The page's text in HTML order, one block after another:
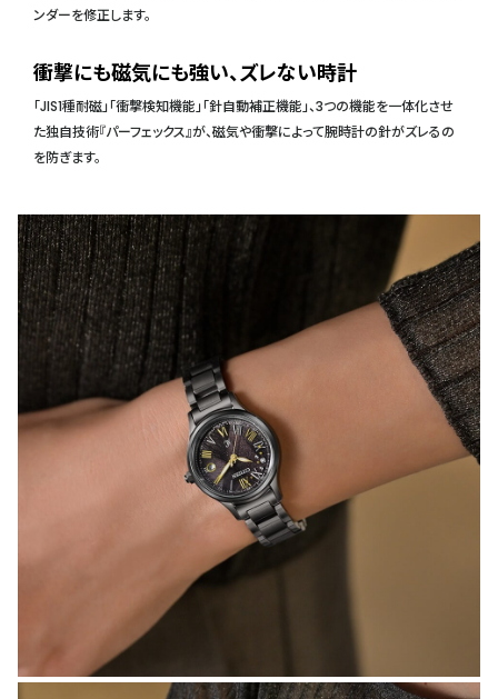
ンダーを修正します。
衝撃にも磁気にも強い、ズレない時計
「JIS1種耐磁」「衝撃検知機能」「針自動補正機能」、3つの機能を一体化させ
た独自技術『パーフェックス』が、磁気や衝撃によって腕時計の針がズレるの
を防ぎます。